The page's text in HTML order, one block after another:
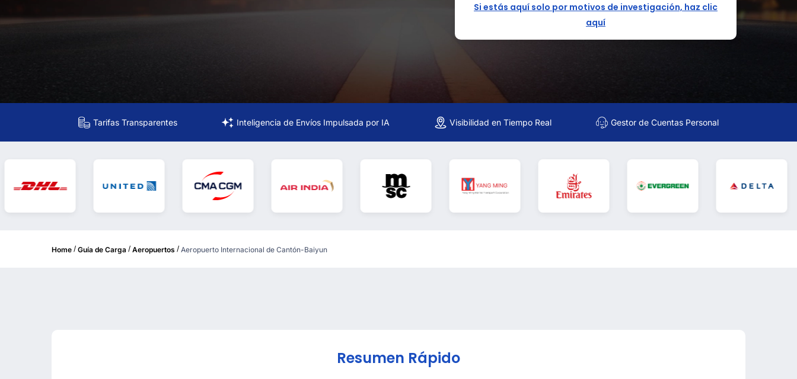
Si estás aquí solo por motivos de investigación, haz clic
aquí
Tarifas Transparentes Inteligencia de Envíos Impulsada por IA Visibilidad en Tiempo Real Gestor de Cuentas Personal
Home / Guía de Carga / Aeropuertos / Aeropuerto Internacional de Cantón-Baiyun
Resumen Rápido